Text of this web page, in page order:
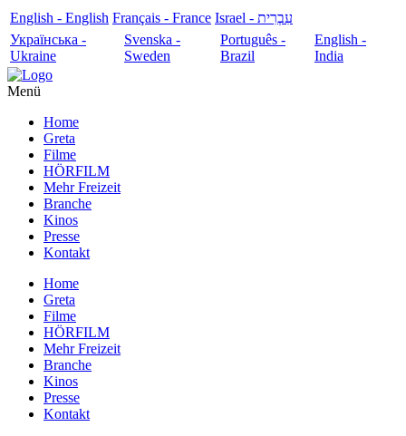
English - English Français - France
עִבְרִית - Israel
Українська -
Ukraine
Svenska -
Sweden
Português -
Brazil
English -
India
Menü
Home
Greta
Filme
HÖRFILM
Mehr Freizeit
Branche
Kinos
Presse
Kontakt
Home
Greta
Filme
HÖRFILM
Mehr Freizeit
Branche
Kinos
Presse
Kontakt